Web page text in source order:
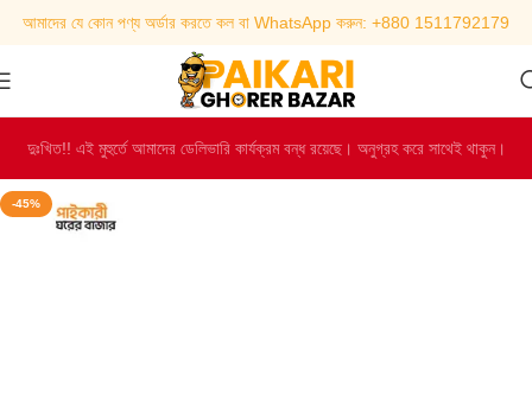
আমাদের যে কোন পণ্য অর্ডার করতে কল বা WhatsApp করুন: +880 1511792179
দুঃখিত!! এই মুহুর্তে আমাদের ডেলিভারি কার্যক্রম বন্ধ রয়েছে। অনুগ্রহ করে সাথেই থাকুন।
-45%